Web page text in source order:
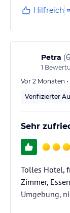
positiven
freundlich
ganzen Hotel
keinen Grund
Insgesamt
Hilfreich
Petra (
1
Vor 2 Monaten
Verifizierter
Sehr
Tolles Hotel,
Zimmer,
Umgebung,